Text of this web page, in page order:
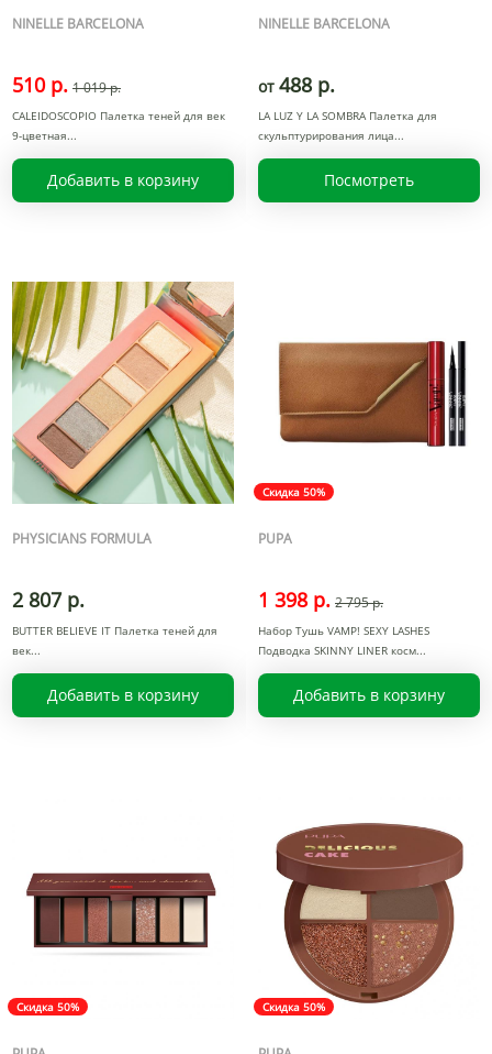
NINELLE BARCELONA
510 р. 1 019 р.
CALEIDOSCOPIO Палетка теней для век
9-цветная
Добавить в корзину
NINELLE BARCELONA
от 488 р.
LA LUZ Y LA SOMBRA Палетка для
скульптурирования лица
Посмотреть
PHYSICIANS FORMULA
2 807 р.
BUTTER BELIEVE IT Палетка теней для
век
Добавить в корзину
Скидка 50%
PUPA
1 398 р. 2 795 р.
Набор Тушь VAMP! SEXY LASHES
Подводка SKINNY LINER косм
Добавить в корзину
Скидка 50% Скидка 50%